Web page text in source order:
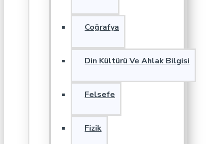
Coğrafya
Din Kültürü Ve Ahlak Bilgisi
Felsefe
Fizik